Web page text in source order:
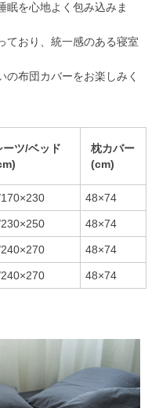
眠を心地よく包み込みま
ており、統一感のある寝室
の布団カバーをお楽しみく
ーツ/ベッド
枕カバー
(cm)
48×74
48×74
48×74
48×74